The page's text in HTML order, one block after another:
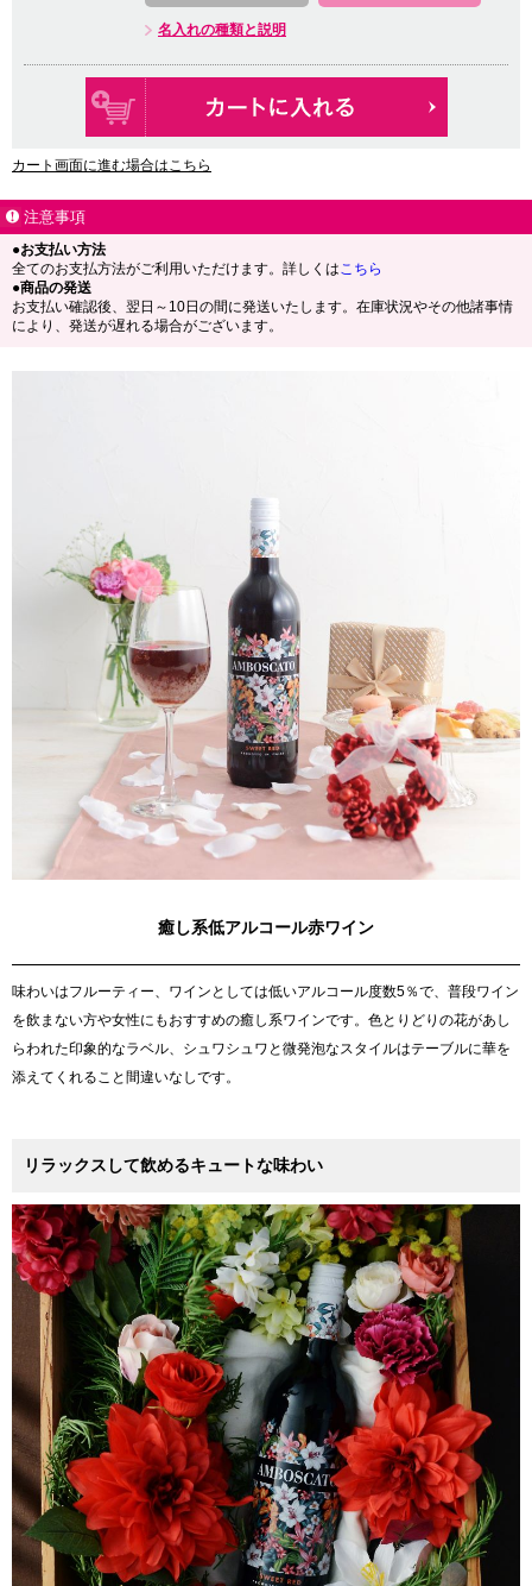
名入れの種類と説明
カート画面に進む場合はこちら
注意事項
●お支払い方法
全てのお支払方法がご利用いただけます。詳しくはこちら
●商品の発送
お支払い確認後、翌日～10日の間に発送いたします。在庫状況やその他諸事情
により、発送が遅れる場合がございます。
癒し系低アルコール赤ワイン
味わいはフルーティー、ワインとしては低いアルコール度数5％で、普段ワイン
を飲まない方や女性にもおすすめの癒し系ワインです。色とりどりの花があし
らわれた印象的なラベル、シュワシュワと微発泡なスタイルはテーブルに華を
添えてくれること間違いなしです。
リラックスして飲めるキュートな味わい